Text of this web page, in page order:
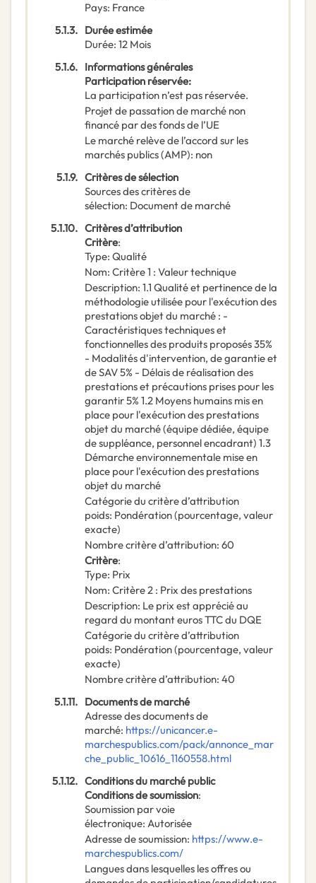
Pays: France
5.1.3. Durée estimée
Durée: 12 Mois
5.1.6. Informations générales
Participation réservée:
La participation n’est pas réservée.
Projet de passation de marché non
financé par des fonds de l’UE
Le marché relève de l’accord sur les
marchés publics (AMP): non
5.1.9. Critères de sélection
Sources des critères de
sélection: Document de marché
5.1.10. Critères d’attribution
Critère:
Type: Qualité
Nom: Critère 1 : Valeur technique
Description: 1.1 Qualité et pertinence de la
méthodologie utilisée pour l'exécution des
prestations objet du marché : -
Caractéristiques techniques et
fonctionnelles des produits proposés 35%
- Modalités d'intervention, de garantie et
de SAV 5% - Délais de réalisation des
prestations et précautions prises pour les
garantir 5% 1.2 Moyens humains mis en
place pour l'exécution des prestations
objet du marché (équipe dédiée, équipe
de suppléance, personnel encadrant) 1.3
Démarche environnementale mise en
place pour l'exécution des prestations
objet du marché
Catégorie du critère d’attribution
poids: Pondération (pourcentage, valeur
exacte)
Nombre critère d’attribution: 60
Critère:
Type: Prix
Nom: Critère 2 : Prix des prestations
Description: Le prix est apprécié au
regard du montant euros TTC du DQE
Catégorie du critère d’attribution
poids: Pondération (pourcentage, valeur
exacte)
Nombre critère d’attribution: 40
5.1.11. Documents de marché
Adresse des documents de
marché: https://unicancer.e-
marchespublics.com/pack/annonce_mar
che_public_10616_1160558.html
5.1.12. Conditions du marché public
Conditions de soumission:
Soumission par voie
électronique: Autorisée
Adresse de soumission: https://www.e-
marchespublics.com/
Langues dans lesquelles les offres ou